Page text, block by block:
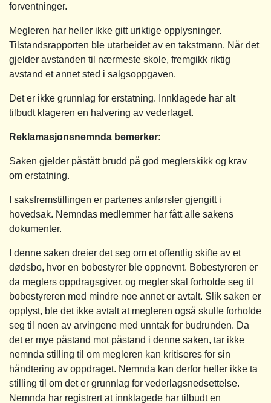
forventninger.
Megleren har heller ikke gitt uriktige opplysninger.
Tilstandsrapporten ble utarbeidet av en takstmann. Når det
gjelder avstanden til nærmeste skole, fremgikk riktig
avstand et annet sted i salgsoppgaven.
Det er ikke grunnlag for erstatning. Innklagede har alt
tilbudt klageren en halvering av vederlaget.
Reklamasjonsnemnda bemerker:
Saken gjelder påstått brudd på god meglerskikk og krav
om erstatning.
I saksfremstillingen er partenes anførsler gjengitt i
hovedsak. Nemndas medlemmer har fått alle sakens
dokumenter.
I denne saken dreier det seg om et offentlig skifte av et
dødsbo, hvor en bobestyrer ble oppnevnt. Bobestyreren er
da meglers oppdragsgiver, og megler skal forholde seg til
bobestyreren med mindre noe annet er avtalt. Slik saken er
opplyst, ble det ikke avtalt at megleren også skulle forholde
seg til noen av arvingene med unntak for budrunden. Da
det er mye påstand mot påstand i denne saken, tar ikke
nemnda stilling til om megleren kan kritiseres for sin
håndtering av oppdraget. Nemnda kan derfor heller ikke ta
stilling til om det er grunnlag for vederlagsnedsettelse.
Nemnda har registrert at innklagede har tilbudt en